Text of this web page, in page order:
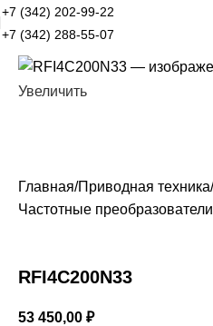
+7 (342) 202-99-22
+7 (342) 288-55-07
Увеличить
Главная Приводная техника
Частотные преобразователи
RFI4C200N33
53 450,00 ₽